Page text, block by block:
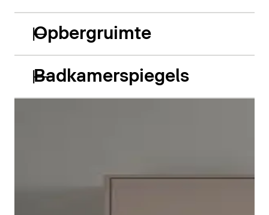
Opbergruimte
Badkamerspiegels